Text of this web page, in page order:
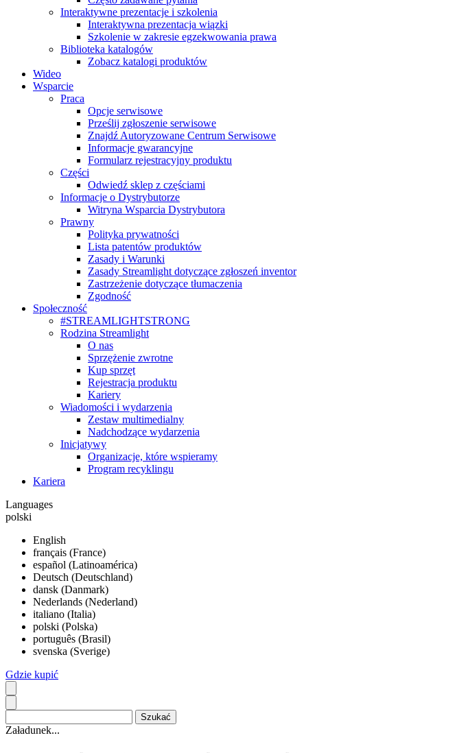
Interaktywne prezentacje i szkolenia
Interaktywna prezentacja wiązki
Szkolenie w zakresie egzekwowania prawa
Biblioteka katalogów
Zobacz katalogi produktów
Wideo
Wsparcie
Praca
Opcje serwisowe
Prześlij zgłoszenie serwisowe
Znajdź Autoryzowane Centrum Serwisowe
Informacje gwarancyjne
Formularz rejestracyjny produktu
Części
Odwiedź sklep z częściami
Informacje o Dystrybutorze
Witryna Wsparcia Dystrybutora
Prawny
Polityka prywatności
Lista patentów produktów
Zasady i Warunki
Zasady Streamlight dotyczące zgłoszeń inventor
Zastrzeżenie dotyczące tłumaczenia
Zgodność
Społeczność
#STREAMLIGHTSTRONG
Rodzina Streamlight
O nas
Sprzężenie zwrotne
Kup sprzęt
Rejestracja produktu
Kariery
Wiadomości i wydarzenia
Zestaw multimedialny
Nadchodzące wydarzenia
Inicjatywy
Organizacje, które wspieramy
Program recyklingu
Kariera
Languages
polski
English
français (France)
español (Latinoamérica)
Deutsch (Deutschland)
dansk (Danmark)
Nederlands (Nederland)
italiano (Italia)
polski (Polska)
português (Brasil)
svenska (Sverige)
Gdzie kupić
Załadunek...